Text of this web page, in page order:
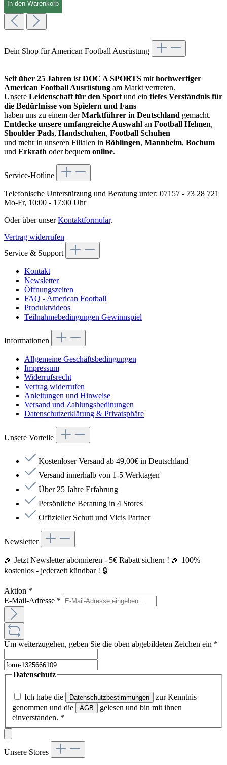
In den Warenkorb
Dein Shop für American Football Ausrüstung
Seit über 25 Jahren ist DOC A SPORTS mit hochwertiger
American Football Ausrüstung am Markt vertreten.
Unsere Leidenschaft für den Sport und ein tiefes Verständnis für
die Bedürfnisse von Spielern und Fans
haben uns zu einem derMarktführer in Deutschland gemacht.
Entdecke unsere umfangreiche Auswahl an Football Helmen,
Shoulder Pads, Handschuhen, Football Schuhen
und mehr in unseren Filialen in Böblingen, Mannheim, Bochum
und Erkrath oder bequem online.
Service-Hotline
Telefonische Unterstützung und Beratung unter: 07157 - 73 28 721
Mo-Fr, 10:00 - 17:00 Uhr
Oder über unserKontaktformular.
Vertrag widerrufen
Service & Support
Kontakt
Newsletter
Öffnungszeiten
FAQ - American Football
Produktvideos
Teilnahmebedingungen Gewinnspiel
Informationen
Allgemeine Geschäftsbedingungen
Impressum
Widerrufsrecht
Vertrag widerrufen
Anleitungen und Hinweise
Versand und Zahlungsbedinungen
Datenschutzerklärung & Privatsphäre
Unsere Vorteile
Kostenloser Versand ab 49,00€ in Deutschland
Versand innerhalb von 1-5 Werktagen
Über 25 Jahre Erfahrung
Persönliche Beratung in 4 Stores
Offizieller Schutt und Vicis Partner
Newsletter
🎉 Jetzt Newsletter abonnieren - 5€ Rabatt sichern ! 🎉 100%
kostenlos - jederzeit kündbar ! 🔒
Aktion *
E-Mail-Adresse *
Um weiterzugehen, geben Sie die oben abgebildeten Zeichen ein *
Datenschutz
Ich habe die Datenschutzbestimmungen
zur Kenntnis
genommen und die
AGB
gelesen und bin mit ihnen
einverstanden. *
Unsere Stores